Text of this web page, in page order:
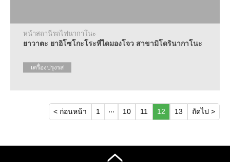
หน้าสถานีรถไฟนากาโนะ
ยาวาตะ ยาอิโซโกะโระที่ไดมองโจว สาขามิโดรินากาโนะ
เครื่องปรุงรส
< ก่อนหน้า 1 ... 10 11 12 13 ถัดไป >